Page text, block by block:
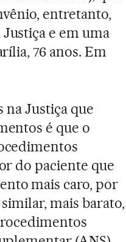
entretanto,
e em uma
76 anos. Em
na Justiça que
é que o
do paciente que
mais caro, por
mais barato,